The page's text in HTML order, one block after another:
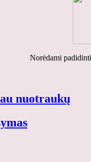
Norėdami
nuotraukų